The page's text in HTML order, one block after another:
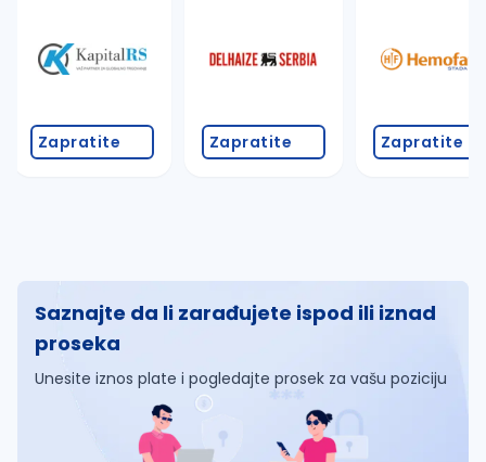
Zapratite Zapratite Zapratite
Saznajte da li zarađujete ispod ili iznad
proseka
Unesite iznos plate i pogledajte prosek za vašu poziciju